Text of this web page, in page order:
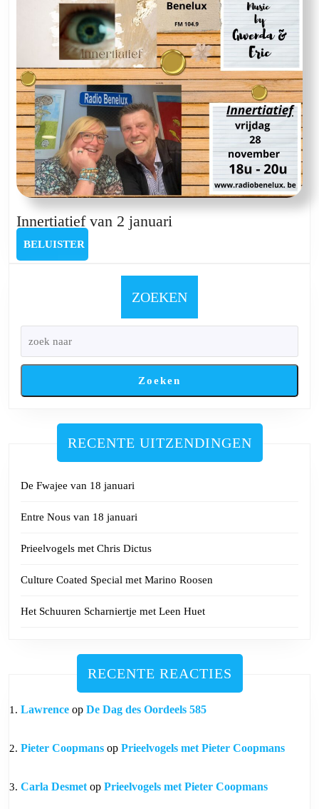
Innertiatief van 2 januari
januari
BELUISTER
ZOEKEN
Zoeken
RECENTE UITZENDINGEN
De Fwajee van 18 januari
Entre Nous van 18 januari
Prieelvogels met Chris Dictus
Culture Coated Special met Marino Roosen
Het Schuuren Scharniertje met Leen Huet
RECENTE REACTIES
Lawrence op De Dag des Oordeels 585
Pieter Coopmans op Prieelvogels met Pieter Coopmans
Carla Desmet op Prieelvogels met Pieter Coopmans